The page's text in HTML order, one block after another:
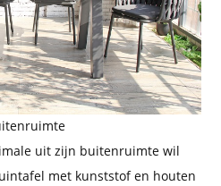
uit zijn buitenruimte wil
met kunststof en houten